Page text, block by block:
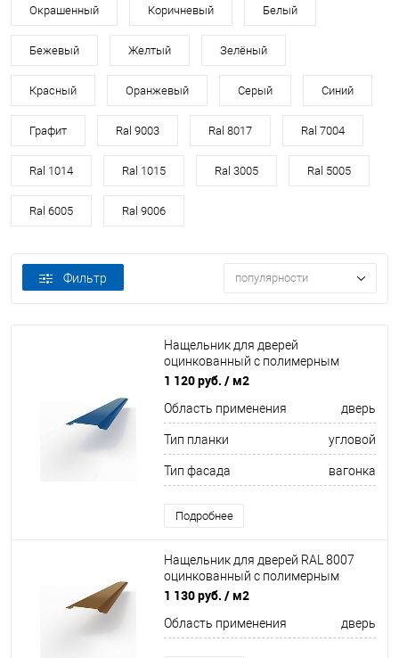
Окрашенный Коричневый Белый
Бежевый Желтый Зелёный
Красный Оранжевый Серый Синий
Графит Ral 9003 Ral 8017 Ral 7004
Ral 1014 Ral 1015 Ral 3005 Ral 5005
Ral 6005 Ral 9006
Фильтр популярности
Нащельник для дверей
оцинкованный c полимерным
покрытием 0,45мм RAL 5005
1 120 руб. / м2
Область применения дверь
Тип планки угловой
Тип фасада вагонка
Подробнее
Нащельник для дверей RAL 8007
оцинкованный c полимерным
покрытием 0,45 мм
1 130 руб. / м2
Область применения дверь